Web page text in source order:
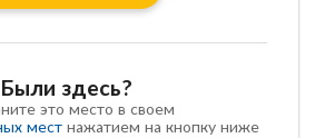
Были здесь?
это место в своем
местнажатием на кнопку ниже